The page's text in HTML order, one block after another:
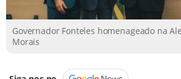
Governador Fonteles homenageado na
Morais